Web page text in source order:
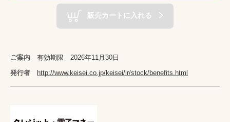
販売カートに入れる
ご案内 有効期限 2026年11月30日
発行者 http://www.keisei.co.jp/keisei/ir/stock/benefits.html